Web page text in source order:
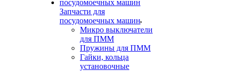
Запчасти для
посудомоечных машин
Микро выключатели
для ПММ
Пружины для ПММ
Гайки, кольца
установочные